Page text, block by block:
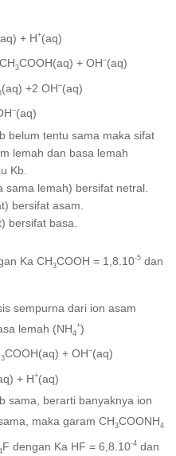
+ H+(aq)
3COOH(aq) + OH–(aq)
(aq) +2 OH–(aq)
–(aq)
belum tentu sama maka sifat
lemah dan basa lemah
Kb.
sama lemah) bersifat netral.
bersifat asam.
bersifat basa.
Ka CH3COOH = 1,8.10-5 dan
sempurna dari ion asam
lemah (NH4
+)
3COOH(aq) + OH–(aq)
+ H+(aq)
sama, berarti banyaknya ion
maka garam CH3COONH4
F dengan Ka HF = 6,8.10-4 dan